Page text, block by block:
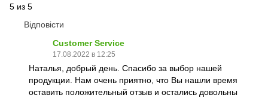
5 из 5
Відповісти
Customer Service
17.08.2022 в 12:25
Наталья, добрый день. Спасибо за выбор нашей
продукции. Нам очень приятно, что Вы нашли время
оставить положительный отзыв и остались довольны